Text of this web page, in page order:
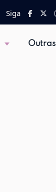
Siga
Outras